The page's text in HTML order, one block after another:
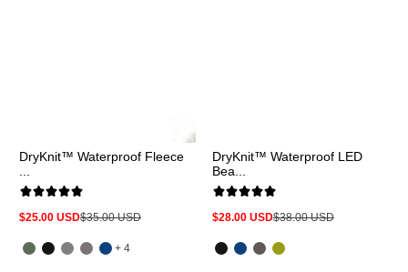
DryKnit™ Waterproof Fleece
...
Prezzo
offerta
$25.00 USD
Prezzo
$35.00 USD
+ 4e
DryKnit™ Waterproof LED
Bea...
Prezzo
offerta
$28.00 USD
Prezzo
$38.00 USD